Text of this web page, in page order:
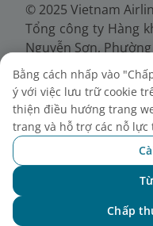
© 2025 Vietnam
Tổng công ty Hàng
Nguyễn Sơn,
Điện thoại: (+84-
38722375
Giấy chứng nhận
doanh nghiệp
30/6/2010, đăng
24/7/2025, cấp bởi
Bằng cách nhấp vào
ý với việc lưu trữ cookie
thiện điều hướng trang
trang và hỗ trợ các nỗ
Chấp